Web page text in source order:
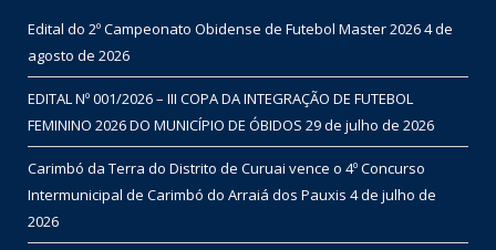
Edital do 2º Campeonato Obidense de Futebol Master 20264 de
agosto de 2026
EDITAL Nº 001/2026 – III COPA DA INTEGRAÇÃO DE FUTEBOL
FEMININO 2026 DO MUNICÍPIO DE ÓBIDOS 29 de julho de 2026
Carimbó da Terra do Distrito de Curuai vence o 4º Concurso
Intermunicipal de Carimbó do Arraiá dos Pauxis 4 de julho de
2026